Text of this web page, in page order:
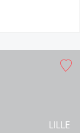
LILLE